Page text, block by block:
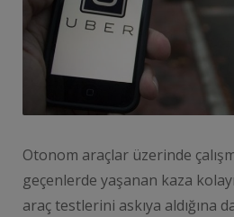
Otonom araçlar üzerinde
geçenlerde yaşanan kaza
araç testlerini askıya aldığına